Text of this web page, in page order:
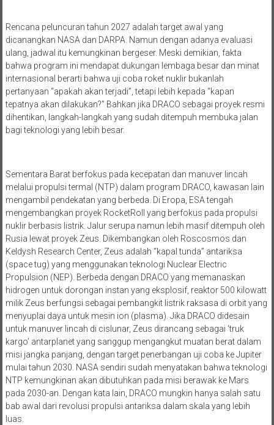
Rencana peluncuran tahun 2027 adalah target awal yang
dicanangkan NASA dan DARPA. Namun dengan adanya evaluasi
ulang, jadwal itu kemungkinan bergeser. Meski demikian, fakta
bahwa program ini mendapat dukungan lembaga besar dan minat
internasional berarti bahwa uji coba roket nuklir bukanlah
pertanyaan “apakah akan terjadi”, tetapi lebih kepada “kapan
tepatnya akan dilakukan?” Bahkan jika DRACO sebagai proyek resmi
dihentikan, langkah-langkah yang sudah ditempuh membuka jalan
bagi teknologi yang lebih besar.
Sementara Barat berfokus pada kecepatan dan manuver lincah
melalui propulsi termal (NTP) dalam program DRACO, kawasan lain
mengambil pendekatan yang berbeda. Di Eropa, ESA tengah
mengembangkan proyek RocketRoll yang berfokus pada propulsi
nuklir berbasis listrik. Jalur serupa namun lebih masif ditempuh oleh
Rusia lewat proyek Zeus. Dikembangkan oleh Roscosmos dan
Keldysh Research Center, Zeus adalah “kapal tunda” antariksa
(space tug) yang menggunakan teknologi Nuclear Electric
Propulsion (NEP). Berbeda dengan DRACO yang memanaskan
hidrogen untuk dorongan instan yang eksplosif, reaktor 500 kilowatt
milik Zeus berfungsi sebagai pembangkit listrik raksasa di orbit yang
menyuplai daya untuk mesin ion (plasma). Jika DRACO didesain
untuk manuver lincah di cislunar, Zeus dirancang sebagai ‘truk
kargo’ antarplanet yang sanggup mengangkut muatan berat dalam
misi jangka panjang, dengan target penerbangan uji coba ke Jupiter
mulai tahun 2030. NASA sendiri sudah menyatakan bahwa teknologi
NTP kemungkinan akan dibutuhkan pada misi berawak ke Mars
pada 2030-an. Dengan kata lain, DRACO mungkin hanya salah satu
bab awal dari revolusi propulsi antariksa dalam skala yang lebih
luas.